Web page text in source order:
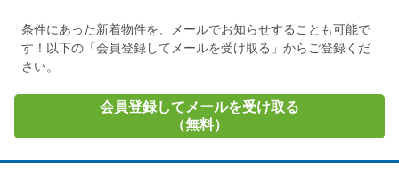
条件にあった新着物件を、メールでお知らせすることも可能で
す！以下の「会員登録してメールを受け取る」からご登録くだ
さい。
会員登録してメールを受け取る
（無料）